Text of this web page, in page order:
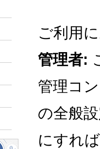
ご利用
管理者:
管理コ
の全般
にすれ